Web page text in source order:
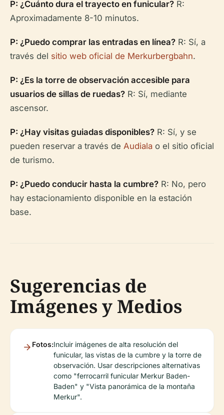
P: ¿Cuánto dura el trayecto en funicular? R:
Aproximadamente 8-10 minutos.
P: ¿Puedo comprar las entradas en línea? R: Sí, a
través del sitio web oficial de Merkurbergbahn.
P: ¿Es la torre de observación accesible para
usuarios de sillas de ruedas? R: Sí, mediante
ascensor.
P: ¿Hay visitas guiadas disponibles? R: Sí, y se
pueden reservar a través de Audiala o el sitio oficial
de turismo.
P: ¿Puedo conducir hasta la cumbre? R: No, pero
hay estacionamiento disponible en la estación
base.
Sugerencias de
Imágenes y Medios
Fotos:Incluir imágenes de alta resolución del
funicular, las vistas de la cumbre y la torre de
observación. Usar descripciones alternativas
como "ferrocarril funicular Merkur Baden-
Baden" y "Vista panorámica de la montaña
Merkur".